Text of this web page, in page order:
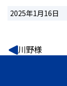
2025年1月16日
川野様